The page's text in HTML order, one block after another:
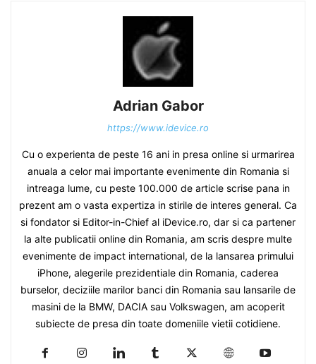
Adrian Gabor
https://www.idevice.ro
Cu o experienta de peste 16 ani in presa online si urmarirea
anuala a celor mai importante evenimente din Romania si
intreaga lume, cu peste 100.000 de article scrise pana in
prezent am o vasta expertiza in stirile de interes general. Ca
si fondator si Editor-in-Chief al iDevice.ro, dar si ca partener
la alte publicatii online din Romania, am scris despre multe
evenimente de impact international, de la lansarea primului
iPhone, alegerile prezidentiale din Romania, caderea
burselor, deciziile marilor banci din Romania sau lansarile de
masini de la BMW, DACIA sau Volkswagen, am acoperit
subiecte de presa din toate domeniile vietii cotidiene.